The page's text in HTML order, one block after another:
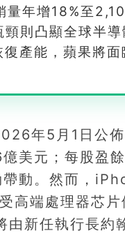
年增18%至
則凸顯全球半導
產能，蘋果將
年5月1日公
美元；每股盈
動。然而，
高端處理器芯
由新任執行長